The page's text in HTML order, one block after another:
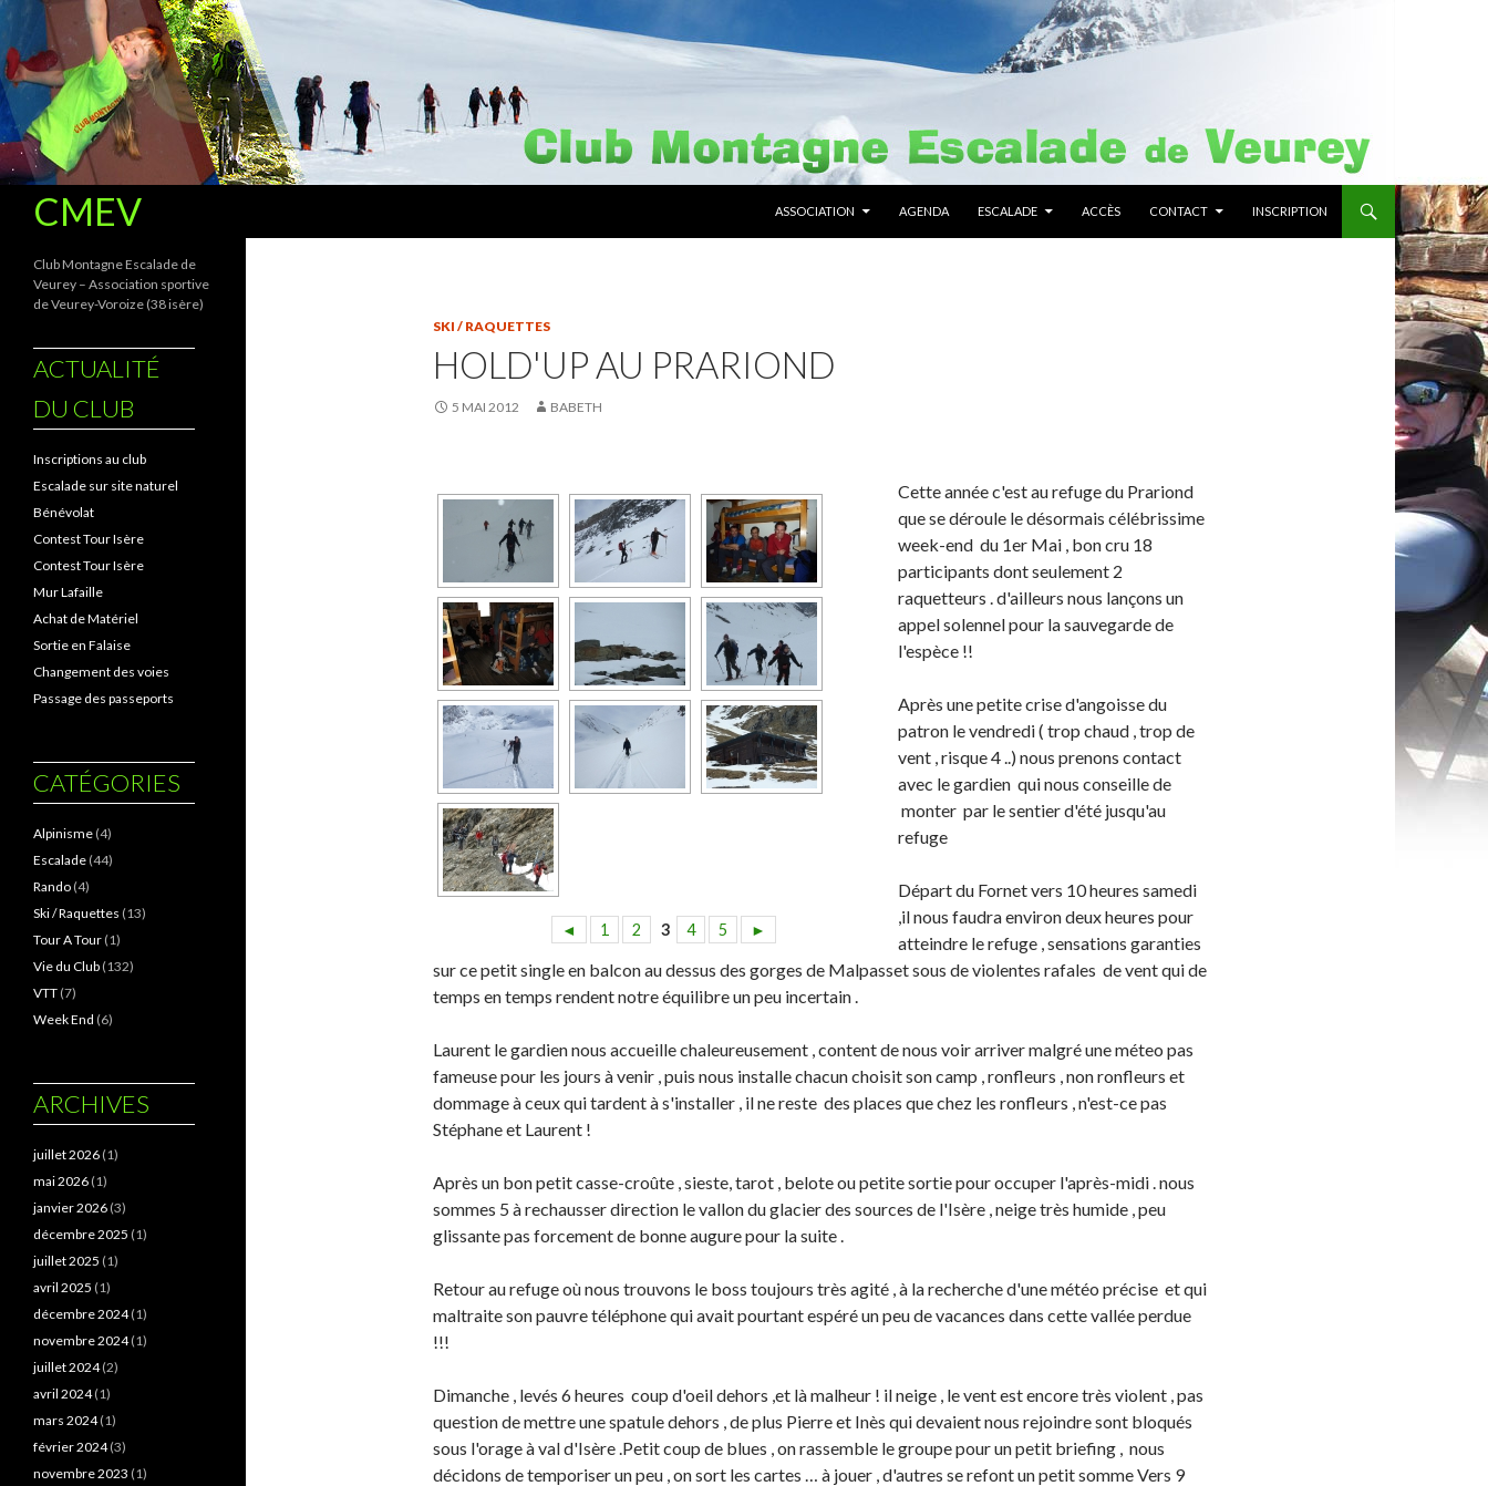
CMEV
Recherche
ASSOCIATION
AGENDA ESCALADE ACCÈS CONTACT INSCRIPTION
SKI / RAQUETTES
HOLD'UP AU PRARIOND
5 MAI 2012 BABETH
◄ 1 2 3 4 5 ►
Cette année c'est au refuge du Prariond
que se déroule le désormais célébrissime
week-end du 1er Mai , bon cru 18
participants dont seulement 2
raquetteurs . d'ailleurs nous lançons un
appel solennel pour la sauvegarde de
l'espèce !!
Après une petite crise d'angoisse du
patron le vendredi ( trop chaud , trop de
vent , risque 4 ..) nous prenons contact
avec le gardien qui nous conseille de
monter par le sentier d'été jusqu'au
refuge
Départ du Fornet vers 10 heures samedi
,il nous faudra environ deux heures pour
atteindre le refuge , sensations garanties
sur ce petit single en balcon au dessus des gorges de Malpasset sous de violentes rafales de vent qui de
temps en temps rendent notre équilibre un peu incertain .
Laurent le gardien nous accueille chaleureusement , content de nous voir arriver malgré une méteo pas
fameuse pour les jours à venir , puis nous installe chacun choisit son camp , ronfleurs , non ronfleurs et
dommage à ceux qui tardent à s'installer , il ne reste des places que chez les ronfleurs , n'est-ce pas
Stéphane et Laurent !
Après un bon petit casse-croûte , sieste, tarot , belote ou petite sortie pour occuper l'après-midi . nous
sommes 5 à rechausser direction le vallon du glacier des sources de l'Isère , neige très humide , peu
glissante pas forcement de bonne augure pour la suite .
Retour au refuge où nous trouvons le boss toujours très agité , à la recherche d'une météo précise et qui
maltraite son pauvre téléphone qui avait pourtant espéré un peu de vacances dans cette vallée perdue
!!!
Dimanche , levés 6 heures coup d'oeil dehors ,et là malheur ! il neige , le vent est encore très violent , pas
question de mettre une spatule dehors , de plus Pierre et Inès qui devaient nous rejoindre sont bloqués
sous l'orage à val d'Isère .Petit coup de blues , on rassemble le groupe pour un petit briefing , nous
décidons de temporiser un peu , on sort les cartes … à jouer , d'autres se refont un petit somme Vers 9
Club Montagne Escalade de
Veurey – Association sportive
de Veurey-Voroize (38 isère)
ACTUALITÉ
DU CLUB
Inscriptions au club
Escalade sur site naturel
Bénévolat
Contest Tour Isère
Contest Tour Isère
Mur Lafaille
Achat de Matériel
Sortie en Falaise
Changement des voies
Passage des passeports
CATÉGORIES
Alpinisme (4)
Escalade (44)
Rando (4)
Ski / Raquettes (13)
Tour A Tour (1)
Vie du Club (132)
VTT (7)
Week End (6)
ARCHIVES
juillet 2026 (1)
mai 2026 (1)
janvier 2026 (3)
décembre 2025 (1)
juillet 2025 (1)
avril 2025 (1)
décembre 2024(1)
novembre 2024(1)
juillet 2024(2)
avril 2024(1)
mars 2024(1)
février 2024(3)
novembre 2023 (1)